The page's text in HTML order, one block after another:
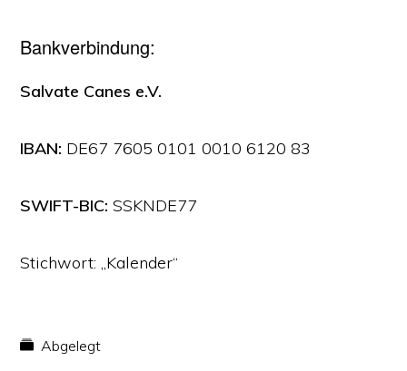
Bankverbindung:
Salvate Canes e.V.
IBAN: DE67 7605 0101 0010 6120 83
SWIFT-BIC: SSKNDE77
Stichwort: „Kalender“
Abgelegt